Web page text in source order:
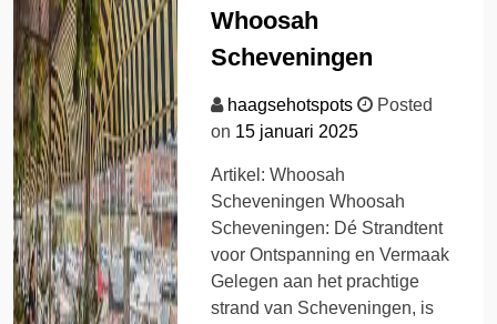
Whoosah
Scheveningen
haagsehotspots
Posted
on 15 januari 2025
Artikel: Whoosah
Scheveningen Whoosah
Scheveningen: Dé Strandtent
voor Ontspanning en Vermaak
Gelegen aan het prachtige
strand van Scheveningen, is